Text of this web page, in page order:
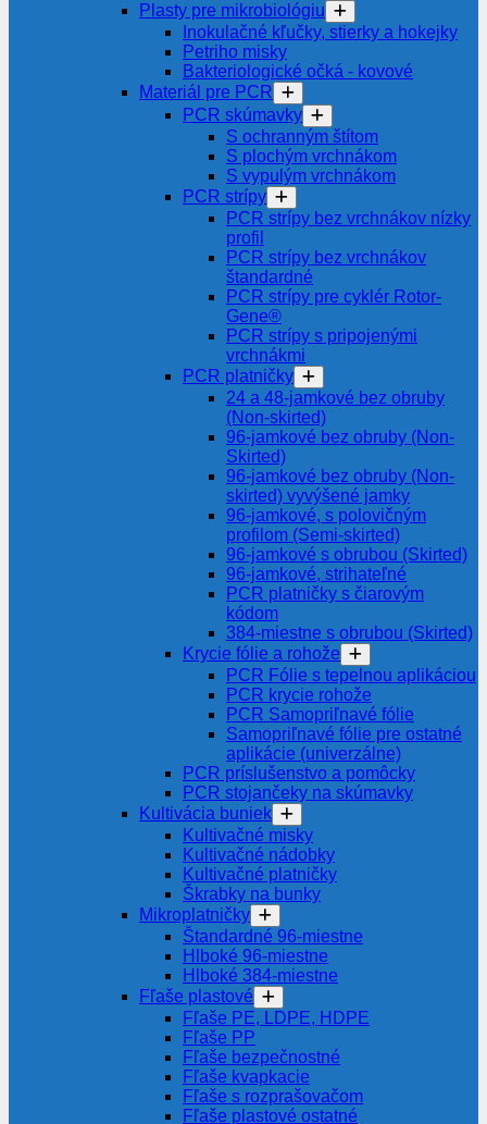
Plasty pre mikrobiológiu
Inokulačné kľučky, stierky a hokejky
Petriho misky
Bakteriologické očká - kovové
Materiál pre PCR
PCR skúmavky
S ochranným štítom
S plochým vrchnákom
S vypulým vrchnákom
PCR strípy
PCR strípy bez vrchnákov nízky
profil
PCR strípy bez vrchnákov
štandardné
PCR strípy pre cyklér Rotor-
Gene®
PCR strípy s pripojenými
vrchnákmi
PCR platničky
24 a 48-jamkové bez obruby
(Non-skirted)
96-jamkové bez obruby (Non-
Skirted)
96-jamkové bez obruby (Non-
skirted) vyvýšené jamky
96-jamkové, s polovičným
profilom (Semi-skirted)
96-jamkové s obrubou (Skirted)
96-jamkové, strihateľné
PCR platničky s čiarovým
kódom
384-miestne s obrubou (Skirted)
Krycie fólie a rohože
PCR Fólie s tepelnou aplikáciou
PCR krycie rohože
PCR Samopriľnavé fólie
Samopriľnavé fólie pre ostatné
aplikácie (univerzálne)
PCR príslušenstvo a pomôcky
PCR stojančeky na skúmavky
Kultivácia buniek
Kultivačné misky
Kultivačné nádobky
Kultivačné platničky
Škrabky na bunky
Mikroplatničky
Štandardné 96-miestne
Hlboké 96-miestne
Hlboké 384-miestne
Fľaše plastové
Fľaše PE, LDPE, HDPE
Fľaše PP
Fľaše bezpečnostné
Fľaše kvapkacie
Fľaše s rozprašovačom
Fľaše plastové ostatné